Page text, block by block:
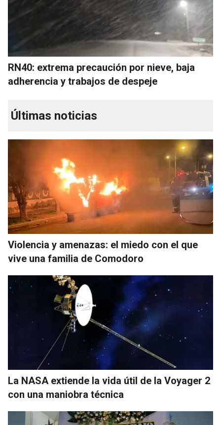
RN40: extrema precaución por nieve, baja
adherencia y trabajos de despeje
Últimas noticias
Violencia y amenazas: el miedo con el que
vive una familia de Comodoro
La NASA extiende la vida útil de la Voyager 2
con una maniobra técnica